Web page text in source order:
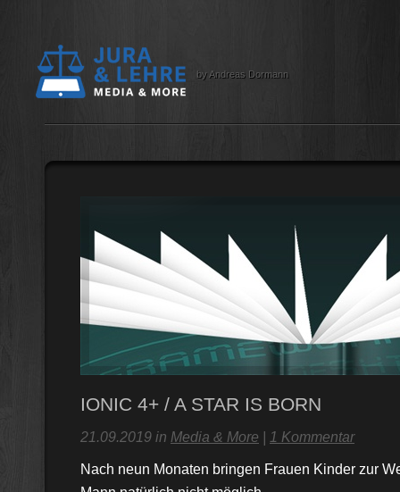
by Andreas Dormann
IONIC 4+ / A STAR IS BORN
21.09.2019 in Media & More | 1 Kommentar
Nach neun Monaten bringen Frauen Kinder zur